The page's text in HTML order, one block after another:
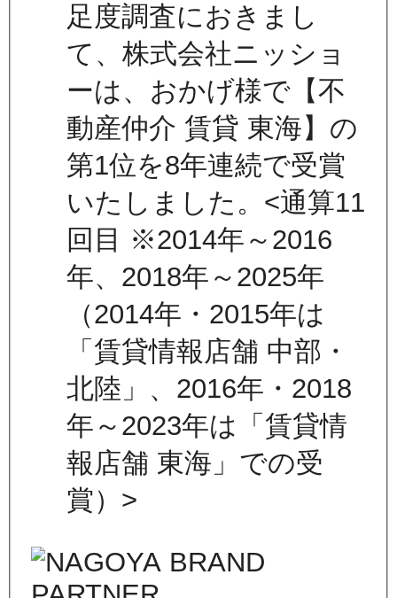
足度調査におきまし
て、株式会社ニッショ
ーは、おかげ様で【不
動産仲介 賃貸 東海】の
第1位を8年連続で受賞
いたしました。<通算11
回目 ※2014年～2016
年、2018年～2025年
（2014年・2015年は
「賃貸情報店舗 中部・
北陸」、2016年・2018
年～2023年は「賃貸情
報店舗 東海」での受
賞）>